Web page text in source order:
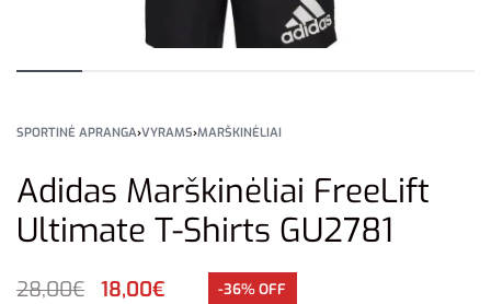
SPORTINĖ APRANGA›VYRAMS›MARŠKINĖLIAI
Adidas Marškinėliai FreeLift
Ultimate T-Shirts GU2781
28,00€ 18,00€ -36% OFF